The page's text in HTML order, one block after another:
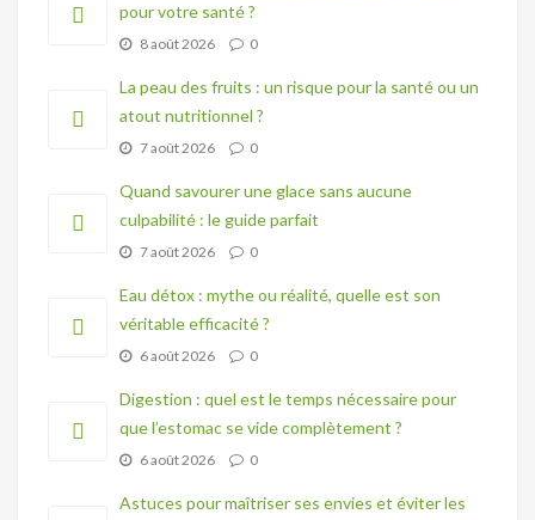
pour votre santé ?
8 août 2026 0
La peau des fruits : un risque pour la santé ou un
atout nutritionnel ?
7 août 2026 0
Quand savourer une glace sans aucune
culpabilité : le guide parfait
7 août 2026 0
Eau détox : mythe ou réalité, quelle est son
véritable efficacité ?
6 août 2026 0
Digestion : quel est le temps nécessaire pour
que l’estomac se vide complètement ?
6 août 2026 0
Astuces pour maîtriser ses envies et éviter les